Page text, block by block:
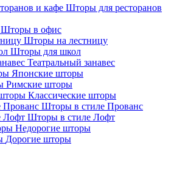
Шторы для ресторанов
Шторы в офис
Шторы на лестницу
Шторы для школ
Театральный занавес
Японские шторы
Римские шторы
Классические шторы
Шторы в стиле Прованс
Шторы в стиле Лофт
Недорогие шторы
Дорогие шторы